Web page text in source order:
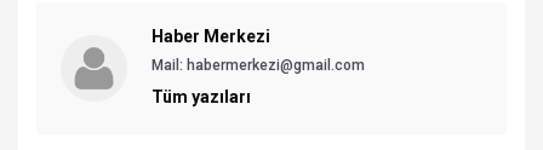
Haber Merkezi
Mail: habermerkezi@gmail.com
Tüm yazıları